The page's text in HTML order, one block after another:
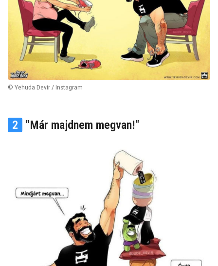
© Yehuda Devir / Instagram
2 "Már majdnem megvan!"